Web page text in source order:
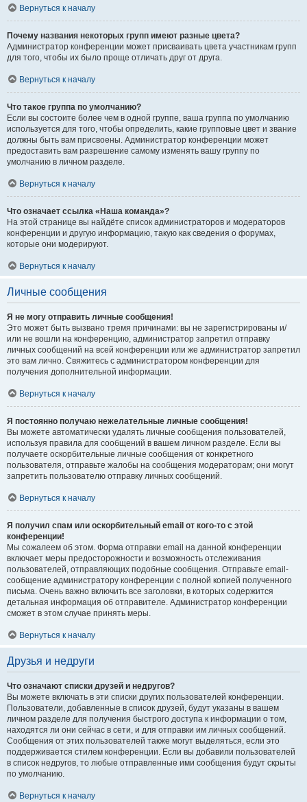
Вернуться к началу
Почему названия некоторых групп имеют разные цвета?
Администратор конференции может присваивать цвета участникам групп
для того, чтобы их было проще отличать друг от друга.
Вернуться к началу
Что такое группа по умолчанию?
Если вы состоите более чем в одной группе, ваша группа по умолчанию
используется для того, чтобы определить, какие групповые цвет и звание
должны быть вам присвоены. Администратор конференции может
предоставить вам разрешение самому изменять вашу группу по
умолчанию в личном разделе.
Вернуться к началу
Что означает ссылка «Наша команда»?
На этой странице вы найдёте список администраторов и модераторов
конференции и другую информацию, такую как сведения о форумах,
которые они модерируют.
Вернуться к началу
Личные сообщения
Я не могу отправить личные сообщения!
Это может быть вызвано тремя причинами: вы не зарегистрированы и/
или не вошли на конференцию, администратор запретил отправку
личных сообщений на всей конференции или же администратор запретил
это вам лично. Свяжитесь с администратором конференции для
получения дополнительной информации.
Вернуться к началу
Я постоянно получаю нежелательные личные сообщения!
Вы можете автоматически удалять личные сообщения пользователей,
используя правила для сообщений в вашем личном разделе. Если вы
получаете оскорбительные личные сообщения от конкретного
пользователя, отправьте жалобы на сообщения модераторам; они могут
запретить пользователю отправку личных сообщений.
Вернуться к началу
Я получил спам или оскорбительный email от кого-то с этой
конференции!
Мы сожалеем об этом. Форма отправки email на данной конференции
включает меры предосторожности и возможность отслеживания
пользователей, отправляющих подобные сообщения. Отправьте email-
сообщение администратору конференции с полной копией полученного
письма. Очень важно включить все заголовки, в которых содержится
детальная информация об отправителе. Администратор конференции
сможет в этом случае принять меры.
Вернуться к началу
Друзья и недруги
Что означают списки друзей и недругов?
Вы можете включать в эти списки других пользователей конференции.
Пользователи, добавленные в список друзей, будут указаны в вашем
личном разделе для получения быстрого доступа к информации о том,
находятся ли они сейчас в сети, и для отправки им личных сообщений.
Сообщения от этих пользователей также могут выделяться, если это
поддерживается стилем конференции. Если вы добавили пользователей
в список недругов, то любые отправленные ими сообщения будут скрыты
по умолчанию.
Вернуться к началу